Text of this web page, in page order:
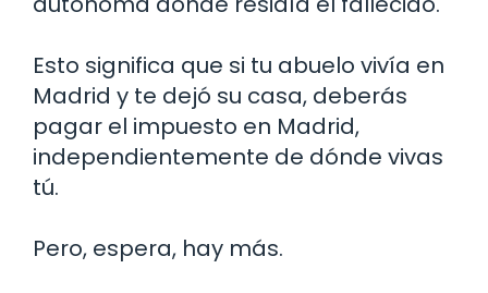
Esto significa que si tu abuelo vivía en
Madrid y te dejó su casa, deberás
pagar el impuesto en Madrid,
independientemente de dónde vivas
tú.
Pero, espera, hay más.